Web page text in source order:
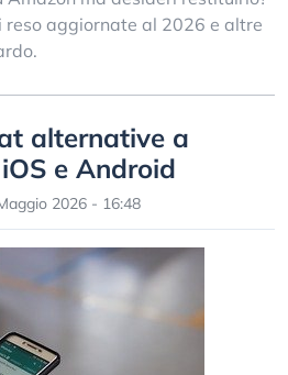
reso aggiornate al 2026 e altre
alternative a
e Android
2026 - 16:48